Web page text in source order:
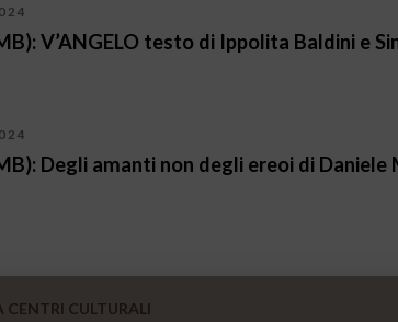
V’ANGELO testo di Ippolita Baldini e
Degli amanti non degli ereoi di Daniele
CULTURALI